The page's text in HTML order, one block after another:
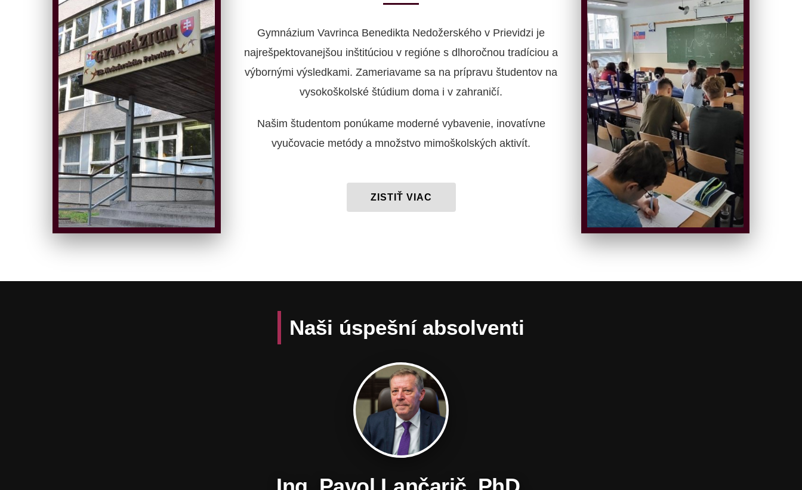
Gymnázium Vavrinca Benedikta Nedožerského v Prievidzi je
najrešpektovanejšou inštitúciou v regióne s dlhoročnou tradíciou a
výbornými výsledkami. Zameriavame sa na prípravu študentov na
vysokoškolské štúdium doma i v zahraničí.
Našim študentom ponúkame moderné vybavenie, inovatívne
vyučovacie metódy a množstvo mimoškolských aktivít.
ZISTIŤ VIAC
Naši úspešní absolventi